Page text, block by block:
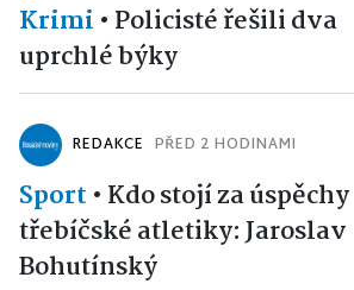
Krimi • Policisté řešili dva
uprchlé býky
REDAKCE PŘED 2 HODINAMI
Sport • Kdo stojí za úspěchy
třebíčské atletiky: Jaroslav
Bohutínský